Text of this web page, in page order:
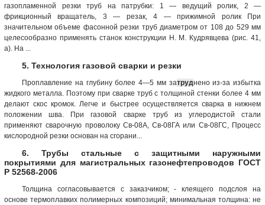
газопламенной резки труб на патрубки: 1 — ведущий ролик, 2 —
фрикционный вращатель, 3 — резак, 4 — прижимной ролик При
значительном объеме фасонной резки труб диаметром от 108 до 529 мм
целесообразно применять станок конструкции Н. М. Кудрявцева (рис. 41,
а). На ...
5. Технология газовой сварки и резки
Проплавление на глубину более 4—5 мм затруднено из-за избытка
жидкого металла. Поэтому при сварке труб с толщиной стенки более 4 мм
делают скос кромок. Легче и быстрее осуществляется сварка в нижнем
положении шва. При газовой сварке труб из углеродистой стали
применяют сварочную проволоку Св-08А, Св-08ГА или Св-08ГС, Процесс
кислородной резки основан на сгорани...
6. Трубы стальные с защитными наружными
покрытиями для магистральных газонефтепроводов ГОСТ
Р 52568-2006
Толщина согласовывается с заказчиком; - клеящего подслоя на
основе термоплавких полимерных композиций; минимальная толщина: не